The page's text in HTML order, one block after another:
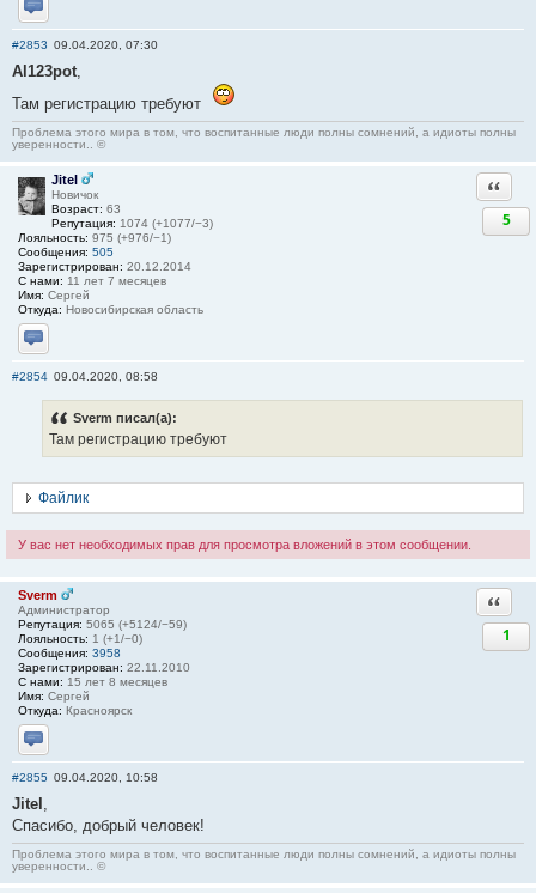
Отправить личное сообщение
#2853 09.04.2020, 07:30
Al123pot
Там регистрацию требуют
Проблема этого мира в том, что воспитанные люди полны сомнений, а идиоты полны
уверенности.. ©
Jitel
Новичок
Возраст: 63
Репутация: 1074 (+1077/−3)
Лояльность: 975 (+976/−1)
Сообщения: 505
Зарегистрирован: 20.12.2014
С нами: 11 лет 7 месяцев
Имя: Сергей
Откуда: Новосибирская область
Отправить личное сообщение
5
#2854 09.04.2020, 08:58
Sverm писал(а):
Там регистрацию требуют
Файлик
У вас нет необходимых прав для просмотра вложений в этом сообщении.
Sverm
Администратор
Репутация: 5065 (+5124/−59)
Лояльность: 1 (+1/−0)
Сообщения: 3958
Зарегистрирован: 22.11.2010
С нами: 15 лет 8 месяцев
Имя: Сергей
Откуда: Красноярск
Отправить личное сообщение
1
#2855 09.04.2020, 10:58
Jitel ,
Спасибо, добрый человек!
Проблема этого мира в том, что воспитанные люди полны сомнений, а идиоты полны
уверенности.. ©